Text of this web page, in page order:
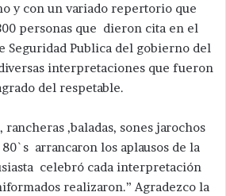
y con un variado repertorio que
personas que dieron cita en el
Seguridad Publica del gobierno del
interpretaciones que fueron
del respetable.
rancheras ,baladas, sones jarochos
80`s arrancaron los aplausos de la
celebró cada interpretación
realizaron.” Agradezco la